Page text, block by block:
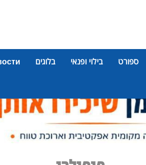
ספורט בילוי ופנאי בלוגים